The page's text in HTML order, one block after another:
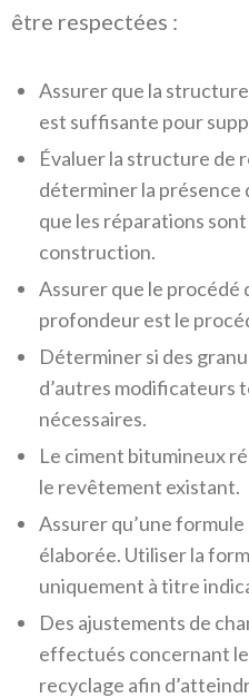
être respectées :
Assurer que la
est suffisante pour
Évaluer la structure de
déterminer la
que les réparations
construction.
Assurer que le procédé
profondeur est le
Déterminer si des
d’autres modificateurs
nécessaires.
Le ciment bitumineux
le revêtement existant.
Assurer qu’une
élaborée. Utiliser la
uniquement à titre
Des ajustements de
effectués concernant le
recyclage afin